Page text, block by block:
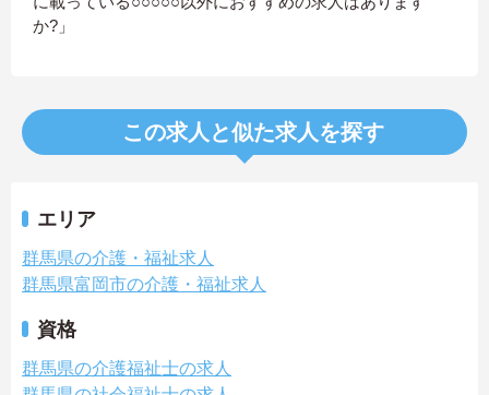
か?」
この求人と似た求人を探す
エリア
群馬県の介護・福祉求人
群馬県富岡市の介護・福祉求人
資格
群馬県の介護福祉士の求人